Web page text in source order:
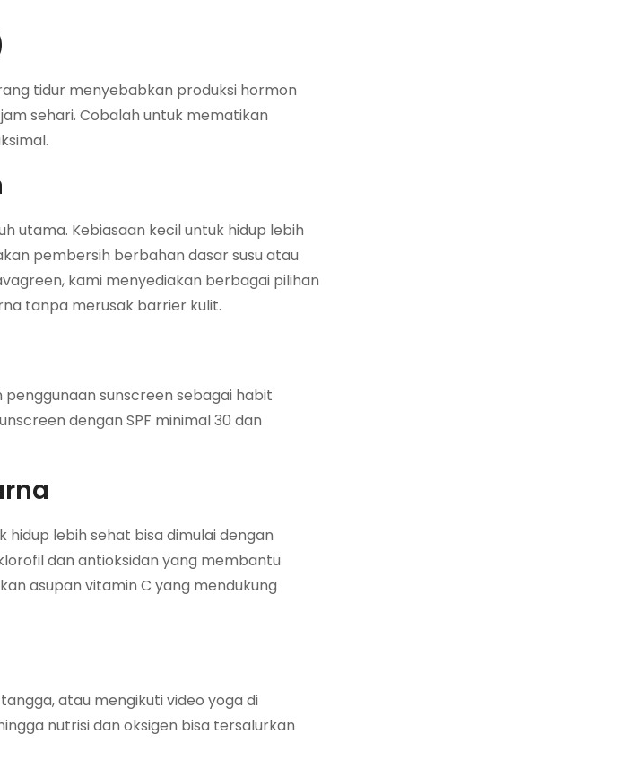
tidur menyebabkan produksi hormon
sehari. Cobalah untuk mematikan
utama. Kebiasaan kecil untuk hidup lebih
pembersih berbahan dasar susu atau
kami menyediakan berbagai pilihan
tanpa merusak barrier kulit.
sunscreen sebagai habit
dengan SPF minimal 30 dan
lebih sehat bisa dimulai dengan
dan antioksidan yang membantu
asupan vitamin C yang mendukung
atau mengikuti video yoga di
nutrisi dan oksigen bisa tersalurkan